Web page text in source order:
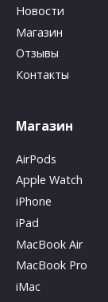
Новости
Магазин
Отзывы
Контакты
Магазин
AirPods
Apple Watch
iPhone
iPad
MacBook Air
MacBook Pro
iMac